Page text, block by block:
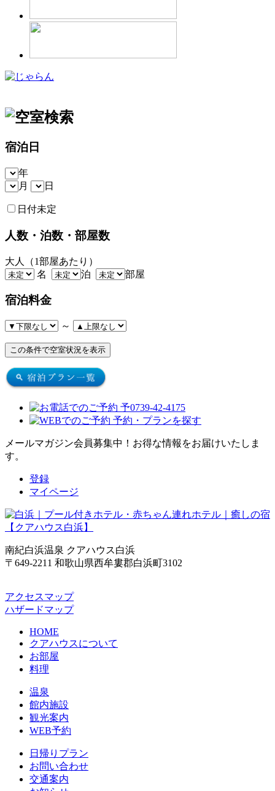
宿泊日
年
月
日
日付未定
人数・泊数・部屋数
大人（1部屋あたり）
名
泊 部屋
宿泊料金
～
メールマガジン会員募集中！ お得な情報をお届けいたしま
す。
登録
マイページ
南紀白浜温泉 クアハウス白浜
〒649-2211 和歌山県西牟婁郡白浜町3102
アクセスマップ
ハザードマップ
HOME
クアハウスについて
お部屋
料理
温泉
館内施設
観光案内
WEB予約
日帰りプラン
お問い合わせ
交通案内